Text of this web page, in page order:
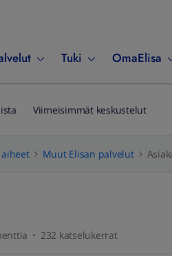
Tuki OmaElisa
Viimeisimmät keskustelut
Muut Elisan palvelut
232 katselukerrat